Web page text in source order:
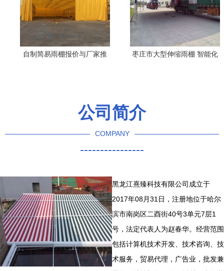
自制简易雨棚报价与厂家推
枣庄市大型伸缩雨棚 智能化
公司简介
COMPANY
----------------
黑龙江熹臻科技有限公司成立于
2017年08月31日，注册地位于哈尔
滨市南岗区二酉街40号3单元7层1
号，法定代表人为赵春华。经营范围
包括计算机技术开发、技术咨询、技
术服务，贸易代理，广告业，批发兼